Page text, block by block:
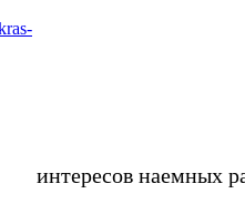
интересов наемных